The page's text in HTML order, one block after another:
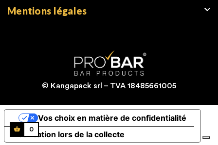
Mentions légales

© Kangapack srl – TVA 18485661005
0
Notification lors de la collecte
Vos choix en matière de confidentialité